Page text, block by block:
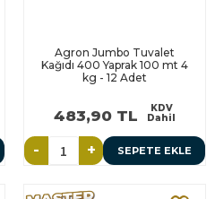
Agron Jumbo Tuvalet
Kağıdı 400 Yaprak 100 mt 4
kg - 12 Adet
483,90 TL
KDV
Dahil
- + SEPETE EKLE